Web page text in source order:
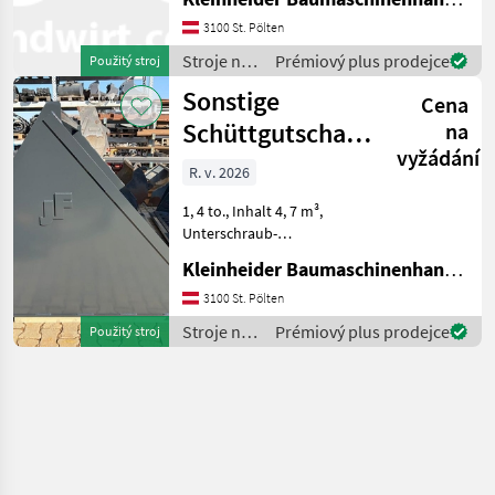
Použitý stroj
3100 St. Pölten
Stroje na
stavbu /
Sonstige
Prémiový plus prodejce
Použitý stroj
Sonstige
Schüttgutschaufel
FSM-R2
(Liebherr T 55
Cena
na
vyžádání
R. v. 2026
1, 4 to., Inhalt 4, 7 m³,
Unterschraub-
Volvo Schnellwechsler,
pasen für Liebherr T 55-7,
Ausführung FSM-R2 Stroje
na stavbu príslušenstvo
Kleinheider Baumaschinenhandel GmbH.
3100 St. Pölten
Stroje na
stavbu /
Prémiový plus prodejce